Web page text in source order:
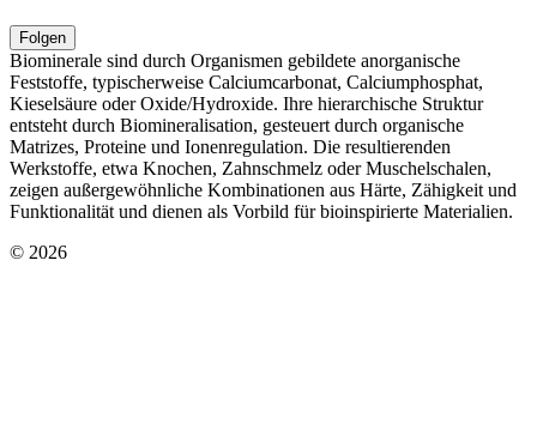
Folgen
Biominerale sind durch Organismen gebildete anorganische
Feststoffe, typischerweise Calciumcarbonat, Calciumphosphat,
Kieselsäure oder Oxide/Hydroxide. Ihre hierarchische Struktur
entsteht durch Biomineralisation, gesteuert durch organische
Matrizes, Proteine und Ionenregulation. Die resultierenden
Werkstoffe, etwa Knochen, Zahnschmelz oder Muschelschalen,
zeigen außergewöhnliche Kombinationen aus Härte, Zähigkeit und
Funktionalität und dienen als Vorbild für bioinspirierte Materialien.
© 2026